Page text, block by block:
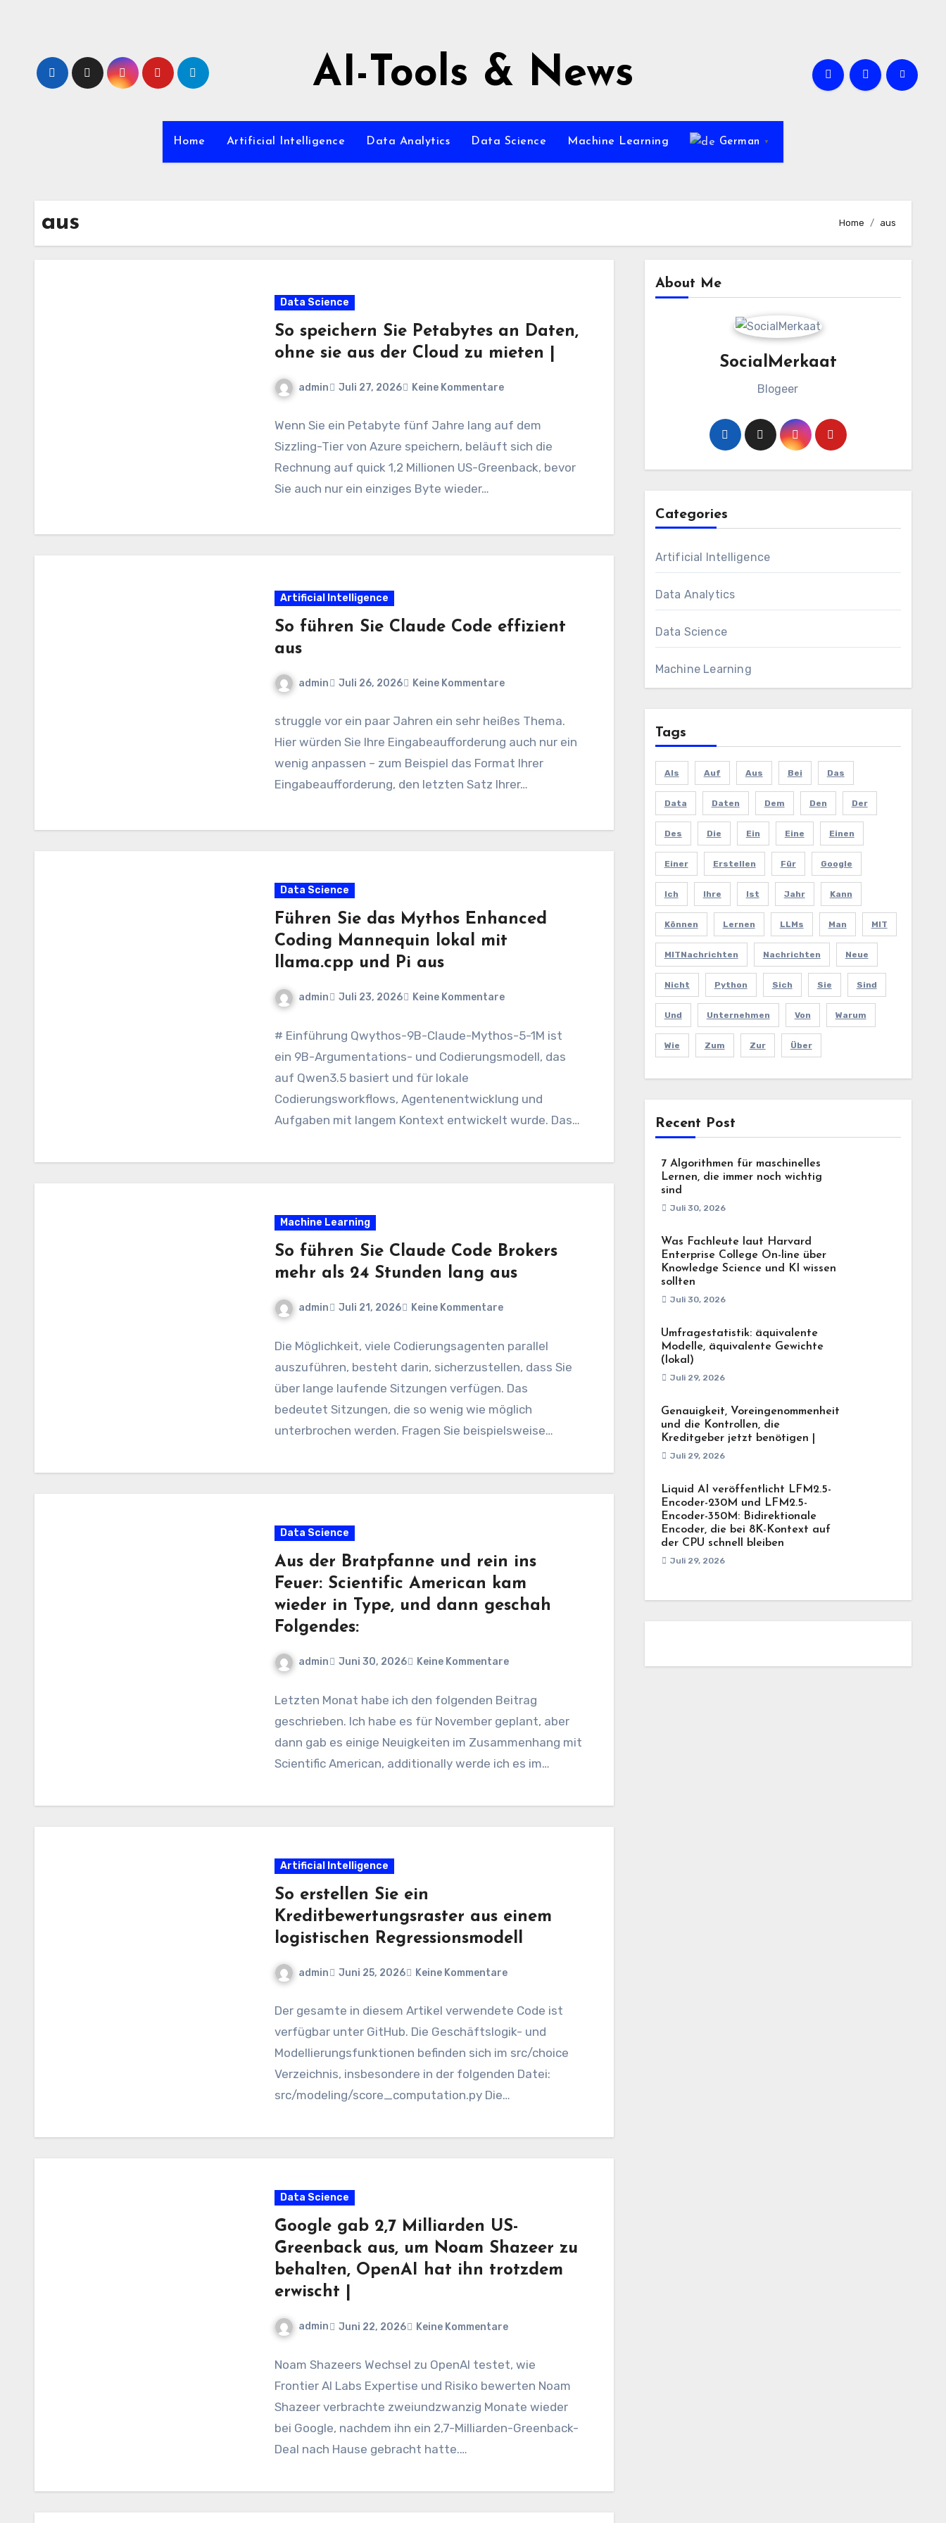
AI-Tools & News
Home Artificial Intelligence Data Analytics Data Science Machine Learning German ▼
aus Home aus
Data Science
So speichern Sie Petabytes an Daten,
ohne sie aus der Cloud zu mieten |
admin Juli 27, 2026 Keine Kommentare
Wenn Sie ein Petabyte fünf Jahre lang auf dem
Sizzling-Tier von Azure speichern, beläuft sich die
Rechnung auf quick 1,2 Millionen US-Greenback, bevor
Sie auch nur ein einziges Byte wieder…
Artificial Intelligence
So führen Sie Claude Code effizient
aus
admin Juli 26, 2026 Keine Kommentare
struggle vor ein paar Jahren ein sehr heißes Thema.
Hier würden Sie Ihre Eingabeaufforderung auch nur ein
wenig anpassen – zum Beispiel das Format Ihrer
Eingabeaufforderung, den letzten Satz Ihrer…
Data Science
Führen Sie das Mythos Enhanced
Coding Mannequin lokal mit
llama.cpp und Pi aus
admin Juli 23, 2026 Keine Kommentare
# Einführung Qwythos-9B-Claude-Mythos-5-1M ist
ein 9B-Argumentations- und Codierungsmodell, das
auf Qwen3.5 basiert und für lokale
Codierungsworkflows, Agentenentwicklung und
Aufgaben mit langem Kontext entwickelt wurde. Das
Machine Learning
So führen Sie Claude Code Brokers
mehr als 24 Stunden lang aus
admin Juli 21, 2026 Keine Kommentare
Die Möglichkeit, viele Codierungsagenten parallel
auszuführen, besteht darin, sicherzustellen, dass Sie
über lange laufende Sitzungen verfügen. Das
bedeutet Sitzungen, die so wenig wie möglich
unterbrochen werden. Fragen Sie beispielsweise
Data Science
Aus der Bratpfanne und rein ins
Feuer: Scientific American kam
wieder in Type, und dann geschah
Folgendes:
admin Juni 30, 2026 Keine Kommentare
Letzten Monat habe ich den folgenden Beitrag
geschrieben. Ich habe es für November geplant, aber
dann gab es einige Neuigkeiten im Zusammenhang mit
Scientific American, additionally werde ich es im…
Artificial Intelligence
So erstellen Sie ein
Kreditbewertungsraster aus einem
logistischen Regressionsmodell
admin Juni 25, 2026 Keine Kommentare
Der gesamte in diesem Artikel verwendete Code ist
verfügbar unter GitHub. Die Geschäftslogik- und
Modellierungsfunktionen befinden sich im src/choice
Verzeichnis, insbesondere in der folgenden Datei:
src/modeling/score_computation.py Die
Data Science
Google gab 2,7 Milliarden US-
Greenback aus, um Noam Shazeer zu
behalten, OpenAI hat ihn trotzdem
erwischt |
admin Juni 22, 2026 Keine Kommentare
Noam Shazeers Wechsel zu OpenAI testet, wie
Frontier AI Labs Expertise und Risiko bewerten Noam
Shazeer verbrachte zweiundzwanzig Monate wieder
bei Google, nachdem ihn ein 2,7-Milliarden-Greenback-
Deal nach Hause gebracht hatte.…
About Me
SocialMerkaat
Blogeer
Categories
Artificial Intelligence
Data Analytics
Data Science
Machine Learning
Tags
Als Auf Aus Bei Das
Data Daten Dem Den Der
Des Die Ein Eine Einen
Einer Erstellen Für Google
Ich Ihre Ist Jahr Kann
Können Lernen LLMs Man MIT
MITNachrichten Nachrichten Neue
Nicht Python Sich Sie Sind
Und Unternehmen Von Warum
Wie Zum Zur Über
Recent Post
7 Algorithmen für maschinelles
Lernen, die immer noch wichtig
sind
Juli 30, 2026
Was Fachleute laut Harvard
Enterprise College On-line über
Knowledge Science und KI wissen
sollten
Juli 30, 2026
Umfragestatistik: äquivalente
Modelle, äquivalente Gewichte
(lokal)
Juli 29, 2026
Genauigkeit, Voreingenommenheit
und die Kontrollen, die
Kreditgeber jetzt benötigen |
Juli 29, 2026
Liquid AI veröffentlicht LFM2.5-
Encoder-230M und LFM2.5-
Encoder-350M: Bidirektionale
Encoder, die bei 8K-Kontext auf
der CPU schnell bleiben
Juli 29, 2026